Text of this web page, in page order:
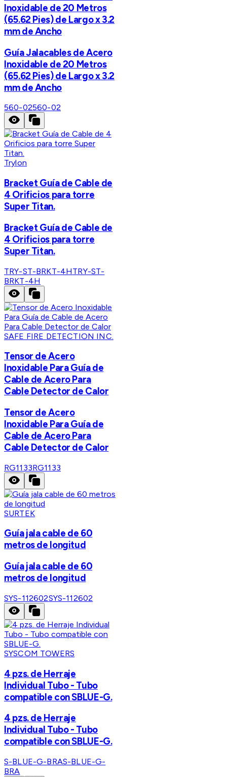
Inoxidable de 20 Metros
(65.62 Pies) de Largo x 3.2
mm de Ancho
Guía Jalacables de Acero
Inoxidable de 20 Metros
(65.62 Pies) de Largo x 3.2
mm de Ancho
560-02560-02
Trylon
Bracket Guía de Cable de
4 Orificios para torre
Super Titan.
Bracket Guía de Cable de
4 Orificios para torre
Super Titan.
TRY-ST-BRKT-4HTRY-ST-
BRKT-4H
SAFE FIRE DETECTION INC.
Tensor de Acero
Inoxidable Para Guía de
Cable de Acero Para
Cable Detector de Calor
Tensor de Acero
Inoxidable Para Guía de
Cable de Acero Para
Cable Detector de Calor
RG1133RG1133
SURTEK
Guía jala cable de 60
metros de longitud
Guía jala cable de 60
metros de longitud
SYS-112602SYS-112602
SYSCOM TOWERS
4 pzs. de Herraje
Individual Tubo - Tubo
compatible con SBLUE-G.
4 pzs. de Herraje
Individual Tubo - Tubo
compatible con SBLUE-G.
S-BLUE-G-BRAS-BLUE-G-
BRA